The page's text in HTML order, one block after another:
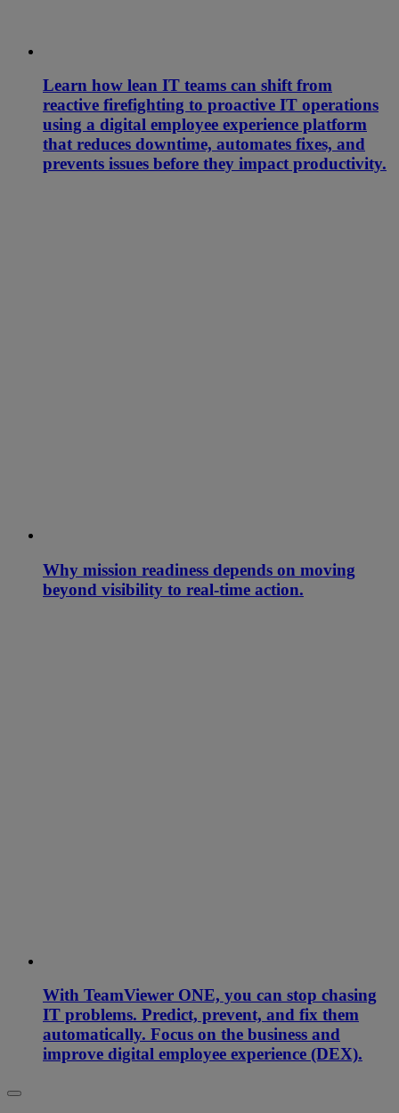
Learn how lean IT teams can shift from
reactive firefighting to proactive IT operations
using a digital employee experience platform
that reduces downtime, automates fixes, and
prevents issues before they impact productivity.
Why mission readiness depends on moving
beyond visibility to real-time action.
With TeamViewer ONE, you can stop chasing
IT problems. Predict, prevent, and fix them
automatically. Focus on the business and
improve digital employee experience (DEX).